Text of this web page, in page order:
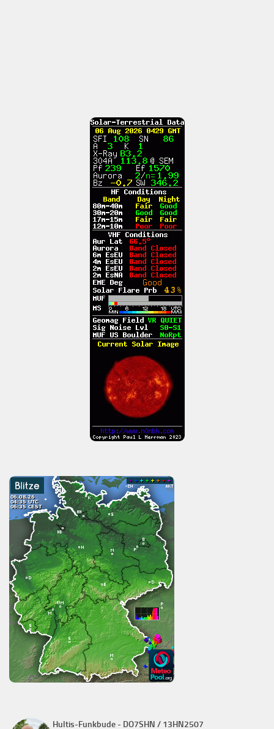
Hultis-Funkbude - DO7SHN / 13HN2507